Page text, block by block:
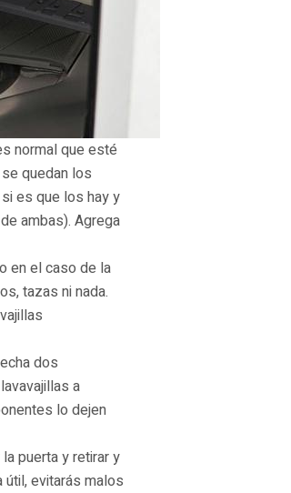
normal que esté
quedan los
es que los hay y
ambas). Agrega
en el caso de la
tazas ni nada.
dos
a
lo dejen
puerta y retirar y
evitarás malos